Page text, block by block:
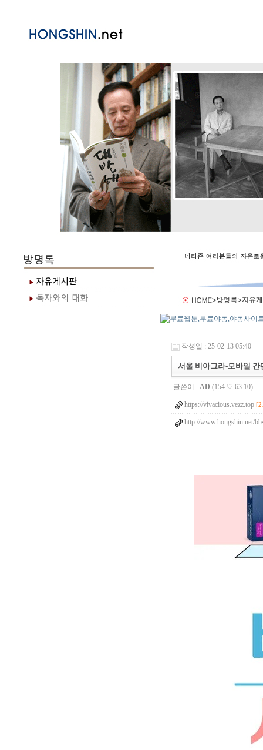
작성일 : 25-02-13 05:40
서울 비아그라-모바일 간
글쓴이 : AD (154.♡.63.10)
https://vivacious.vezz.top
http://www.hongshin.net/